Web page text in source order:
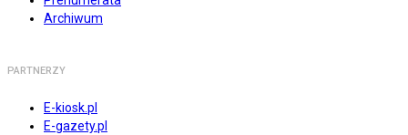
Archiwum
PARTNERZY
E-kiosk.pl
E-gazety.pl